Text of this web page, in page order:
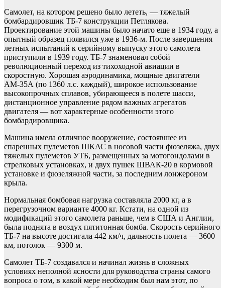
Самолет, на котором решено было лететь, — тяжелый
бомбардировщик ТБ-7 конструкции Петлякова.
Проектирование этой машины было начато еще в 1934 году, а
опытный образец появился уже в 1936-м. После завершения
летных испытаний к серийному выпуску этого самолета
приступили в 1939 году. ТБ-7 знаменовал собой
революционный переход из тихоходной авиации в
скоростную. Хорошая аэродинамика, мощные двигатели
АМ-35А (по 1360 л.с. каждый), широкое использование
высокопрочных сплавов, убирающееся в полете шасси,
дистанционное управление рядом важных агрегатов
двигателя — вот характерные особенности этого
бомбардировщика.
Машина имела отличное вооружение, состоявшее из
спаренных пулеметов ШКАС в носовой части фюзеляжа, двух
тяжелых пулеметов УТБ, размещенных за мотогондолами в
стрелковых установках, и двух пушек ШВАК-20 в кормовой
установке и фюзеляжной части, за последним лонжероном
крыла.
Нормальная бомбовая нагрузка составляла 2000 кг, а в
перегрузочном варианте 4000 кг. Кстати, на одной из
модификаций этого самолета раньше, чем в США и Англии,
была поднята в воздух пятитонная бомба. Скорость серийного
ТБ-7 на высоте достигала 442 км/ч, дальность полета — 3600
км, потолок — 9300 м.
Самолет ТБ-7 создавался и начинал жизнь в сложных
условиях неполной ясности для руководства страны самого
вопроса о том, в какой мере необходим был нам этот, по